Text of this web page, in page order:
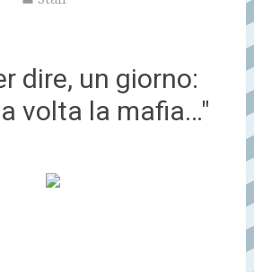
dire, un giorno:
volta la mafia…"